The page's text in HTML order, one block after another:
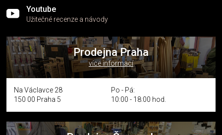
Youtube
Užitečné recenze a návody
Prodejna Praha
více informací
Na Václavce 28
150 00 Praha 5
Po - Pá:
10:00 - 18:00 hod.